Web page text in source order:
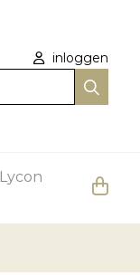
inloggen
Lycon